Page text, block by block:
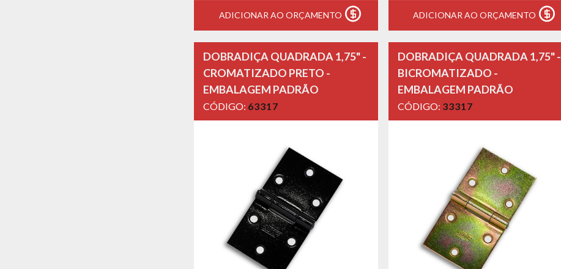
ADICIONAR AO ORÇAMENTO ADICIONAR AO ORÇAMENTO
DOBRADIÇA QUADRADA 1,75" -
CROMATIZADO PRETO -
EMBALAGEM PADRÃO
CÓDIGO: 63317
DOBRADIÇA QUADRADA 1,75" -
BICROMATIZADO -
EMBALAGEM PADRÃO
CÓDIGO: 33317